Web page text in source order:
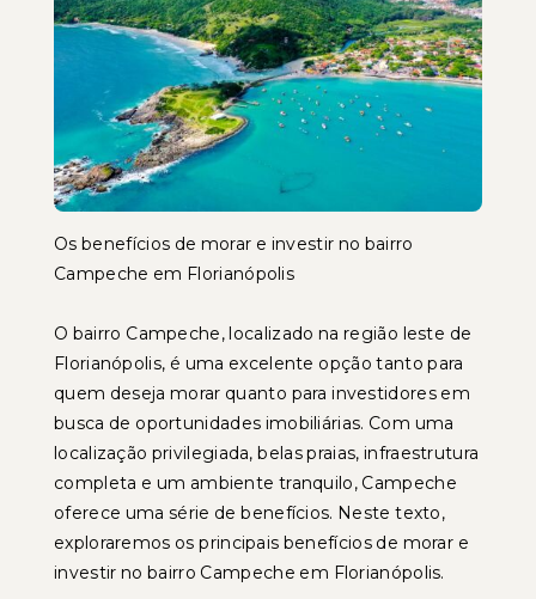
Os benefícios de morar e investir no bairro
Campeche em Florianópolis
O bairro Campeche, localizado na região leste de
Florianópolis, é uma excelente opção tanto para
quem deseja morar quanto para investidores em
busca de oportunidades imobiliárias. Com uma
localização privilegiada, belas praias, infraestrutura
completa e um ambiente tranquilo, Campeche
oferece uma série de benefícios. Neste texto,
exploraremos os principais benefícios de morar e
investir no bairro Campeche em Florianópolis.